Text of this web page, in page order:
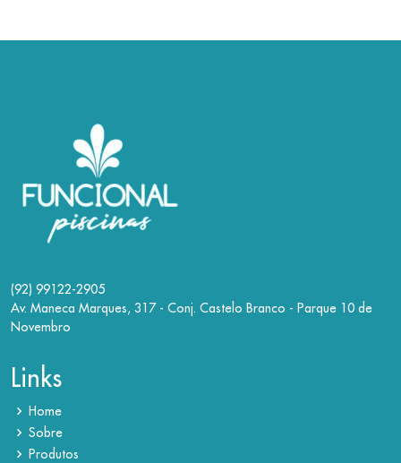
(92) 99122-2905
Av. Maneca Marques, 317 - Conj. Castelo Branco - Parque 10 de
Novembro
Links
Home
Sobre
Produtos